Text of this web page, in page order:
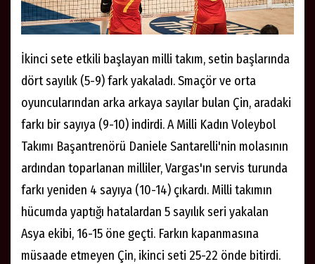
İkinci sete etkili başlayan milli takım, setin başlarında
dört sayılık (5-9) fark yakaladı. Smaçör ve orta
oyuncularından arka arkaya sayılar bulan Çin, aradaki
farkı bir sayıya (9-10) indirdi. A Milli Kadın Voleybol
Takımı Başantrenörü Daniele Santarelli'nin molasının
ardından toparlanan milliler, Vargas'ın servis turunda
farkı yeniden 4 sayıya (10-14) çıkardı. Milli takımın
hücumda yaptığı hatalardan 5 sayılık seri yakalan
Asya ekibi, 16-15 öne geçti. Farkın kapanmasına
müsaade etmeyen Çin, ikinci seti 25-22 önde bitirdi.